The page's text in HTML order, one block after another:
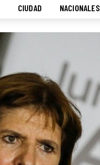
CIUDAD NACIONALES